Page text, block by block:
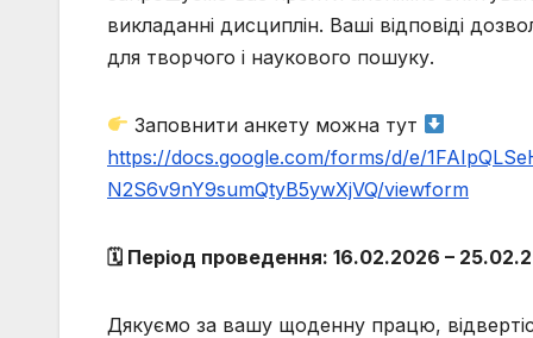
викладанні дисциплін. Ваші відповіді
для творчого і наукового пошуку.
Заповнити анкету можна тут
https://docs.google.com/forms/d/e/
N2S6v9nY9sumQtyB5ywXjVQ/viewform
🗓 Період проведення: 16.02.2026 –
Дякуємо за вашу щоденну працю,